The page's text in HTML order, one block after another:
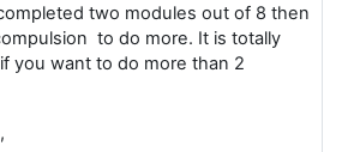
two modules out of 8 then
to do more. It is totally
you want to do more than 2